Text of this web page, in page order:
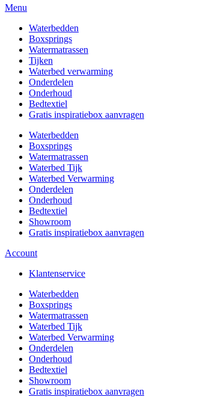
Menu
Waterbedden
Boxsprings
Watermatrassen
Tijken
Waterbed verwarming
Onderdelen
Onderhoud
Bedtextiel
Gratis inspiratiebox aanvragen
Waterbedden
Boxsprings
Watermatrassen
Waterbed Tijk
Waterbed Verwarming
Onderdelen
Onderhoud
Bedtextiel
Showroom
Gratis inspiratiebox aanvragen
Account
Klantenservice
Waterbedden
Boxsprings
Watermatrassen
Waterbed Tijk
Waterbed Verwarming
Onderdelen
Onderhoud
Bedtextiel
Showroom
Gratis inspiratiebox aanvragen